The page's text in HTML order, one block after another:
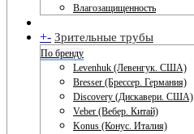
Влагозащищенность
+- Зрительные трубы
По бренду
Levenhuk (Левенгук. США)
Bresser (Брессер. Германия)
Discovery (Дискавери. США)
Veber (Вебер. Китай)
Konus (Конус. Италия)